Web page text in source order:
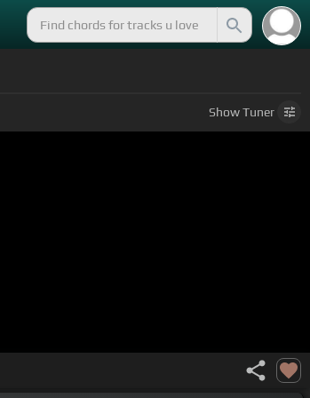
ShowTuner